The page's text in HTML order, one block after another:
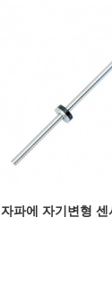
파에 자기변형